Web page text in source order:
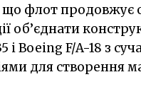
що флот продовжує
об’єднати
і Boeing F/A-18 з
для створення